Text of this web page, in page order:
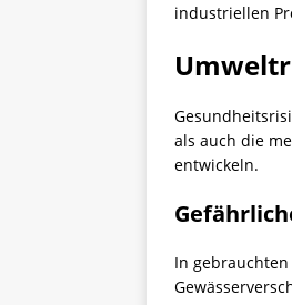
industriellen
als auch die
entwickeln.
In